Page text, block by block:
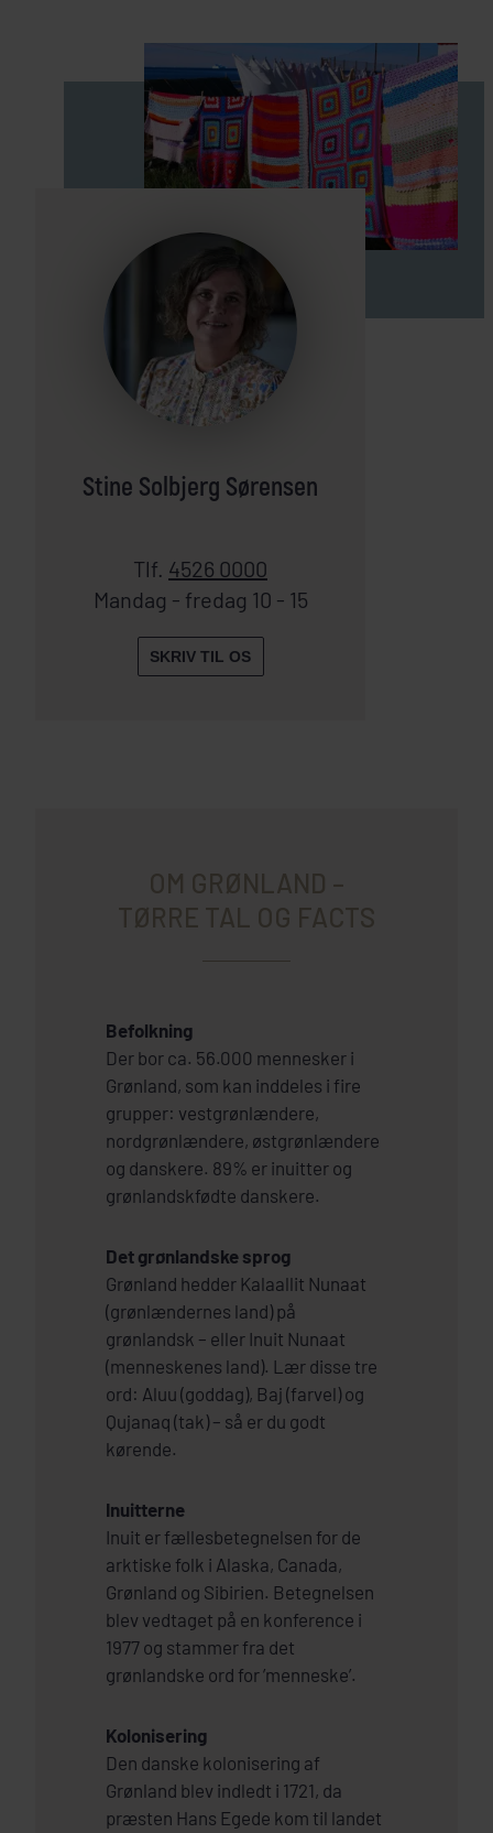
Stine Solbjerg Sørensen
Tlf. 4526 0000
Mandag - fredag 10 - 15
SKRIV TIL OS
OM GRØNLAND –
TØRRE TAL OG FACTS
Befolkning
Der bor ca. 56.000 mennesker i
Grønland, som kan inddeles i fire
grupper: vestgrønlændere,
nordgrønlændere, østgrønlændere
og danskere. 89% er inuitter og
grønlandskfødte danskere.
Det grønlandske sprog
Grønland hedder Kalaallit Nunaat
(grønlændernes land) på
grønlandsk – eller Inuit Nunaat
(menneskenes land). Lær disse tre
ord: Aluu (goddag), Baj (farvel) og
Qujanaq (tak) – så er du godt
kørende.
Inuitterne
Inuit er fællesbetegnelsen for de
arktiske folk i Alaska, Canada,
Grønland og Sibirien. Betegnelsen
blev vedtaget på en konference i
1977 og stammer fra det
grønlandske ord for ’menneske’.
Kolonisering
Den danske kolonisering af
Grønland blev indledt i 1721, da
præsten Hans Egede kom til landet